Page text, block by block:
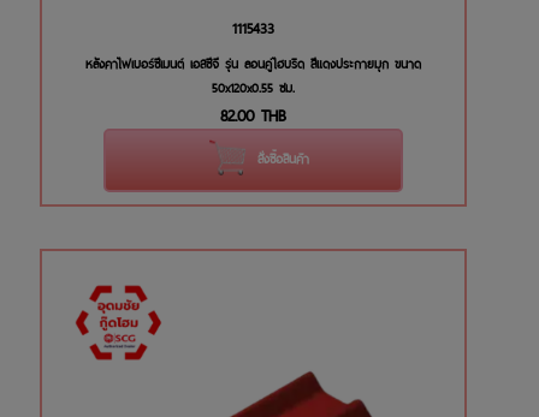
1115433
หลังคาไฟเบอร์ซีเมนต์ เอสซีจี รุ่น ลอนคู่ไฮบริด สีแดงประกายมุก ขนาด
50x120x0.55 ซม.
82.00 THB
สั่งซื้อสินค้า